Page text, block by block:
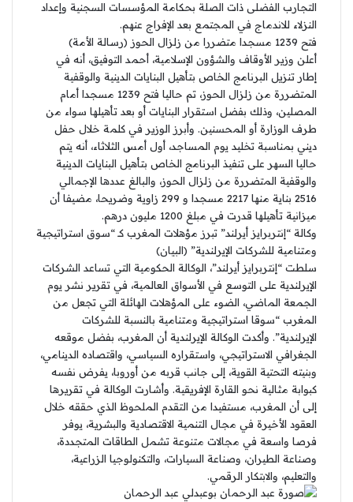
التجارب الفضلى ذات الصلة بحكامة المؤسسات السجنية وإعداد
النزلاء للاندماج في المجتمع بعد الإفراج عنهم.
فتح 1239 مسجدا متضررا من زلزال الحوز (رسالة الأمة)
أعلن وزير الأوقاف والشؤون الإسلامية، أحمد التوفيق، أنه في
إطار تنزيل البرنامج الخاص بتأهيل البنايات الدينية والوقفية
المتضررة من زلزال الحوز، تم حاليا فتح 1239 مسجدا أمام
المصلين، وذلك بفضل استقرار البنايات أو بعد تأهيلها سواء من
طرف الوزارة أو المحسنين. وأبرز الوزير في كلمة خلال حفل
ديني بمناسبة تخليد يوم المساجد، أول أمس الثلاثاء، أنه يتم
حاليا السهر على تنفيذ البرنامج الخاص بتأهيل البنايات الدينية
والوقفية المتضررة من زلزال الحوز، والبالغ عددها الإجمالي
2516 بناية منها 2217 مسجدا و 299 زاوية وضريحا، مضيفا أن
ميزانية تأهيلها قدرت في مبلغ 1200 مليون درهم.
وكالة “إنتربرايز أيرلند” تبرز مؤهلات المغرب كـ “سوق استراتيجية
ومتنامية للشركات الإيرلندية” (البيان)
سلطت “إنتربرايز أيرلند”، الوكالة الحكومية التي تساعد الشركات
الإيرلندية على التوسع في الأسواق العالمية، في تقرير نشر يوم
الجمعة الماضي، الضوء على المؤهلات الهائلة التي تجعل من
المغرب “سوقا استراتيجية ومتنامية بالنسبة للشركات
الإيرلندية”. وأكدت الوكالة الإيرلندية أن المغرب، بفضل موقعه
الجغرافي الاستراتيجي، واستقراره السياسي، واقتصاده الدينامي،
وبنيته التحتية القوية، إلى جانب قربه من أوروبا، يفرض نفسه
كبوابة مثالية نحو القارة الإفريقية. وأشارت الوكالة في تقريرها
إلى أن المغرب، مستفيدا من التقدم الملحوظ الذي حققه خلال
العقود الأخيرة في مجال التنمية الاقتصادية والبشرية، يوفر
فرصا واسعة في مجالات متنوعة تشمل الطاقات المتجددة،
وصناعة الطيران، وصناعة السيارات، والتكنولوجيا الزراعية،
والتعليم، والابتكار الرقمي.
عبد الرحمان